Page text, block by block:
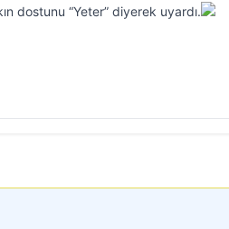
dostunu “Yeter” diyerek uyardı.